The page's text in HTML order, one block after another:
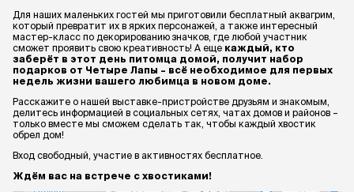
Для наших маленьких гостей мы приготовили бесплатный аквагрим,
который превратит их в ярких персонажей, а также интересный
мастер-класс по декорированию значков, где любой участник
сможет проявить свою креативность! А еще каждый, кто
заберёт в этот день питомца домой, получит набор
подарков от Четыре Лапы – всё необходимое для первых
недель жизни вашего любимца в новом доме.
Расскажите о нашей выставке-пристройстве друзьям и знакомым,
делитесь информацией в социальных сетях, чатах домов и районов –
только вместе мы сможем сделать так, чтобы каждый хвостик
обрел дом!
Вход свободный, участие в активностях бесплатное.
Ждём вас на встрече с хвостиками!